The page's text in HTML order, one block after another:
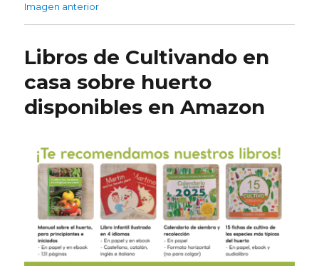
Imagen anterior
Libros de Cultivando en
casa sobre huerto
disponibles en Amazon